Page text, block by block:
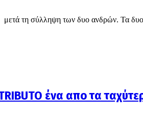
μετά τη σύλληψη των δυο ανδρών. Τα δυο
ένα απο τα